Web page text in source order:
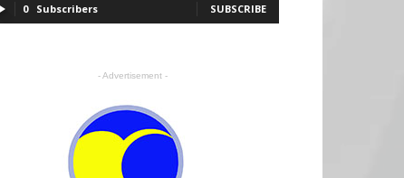
0 Subscribers SUBSCRIBE
- Advertisement -